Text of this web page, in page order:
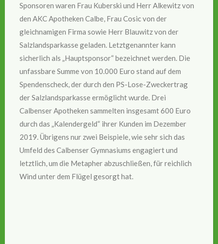
Sponsoren waren Frau Kuberski und Herr Alkewitz von
den AKC Apotheken Calbe, Frau Cosic von der
gleichnamigen Firma sowie Herr Blauwitz von der
Salzlandsparkasse geladen. Letztgenannter kann
sicherlich als „Hauptsponsor“ bezeichnet werden. Die
unfassbare Summe von 10.000 Euro stand auf dem
Spendenscheck, der durch den PS-Lose-Zweckertrag
der Salzlandsparkasse ermöglicht wurde. Drei
Calbenser Apotheken sammelten insgesamt 600 Euro
durch das „Kalendergeld“ ihrer Kunden im Dezember
2019. Übrigens nur zwei Beispiele, wie sehr sich das
Umfeld des Calbenser Gymnasiums engagiert und
letztlich, um die Metapher abzuschließen, für reichlich
Wind unter dem Flügel gesorgt hat.